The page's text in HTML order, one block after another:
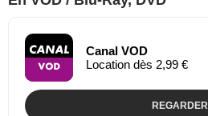
Canal VOD
Location dès 2,99 €
REGARDER